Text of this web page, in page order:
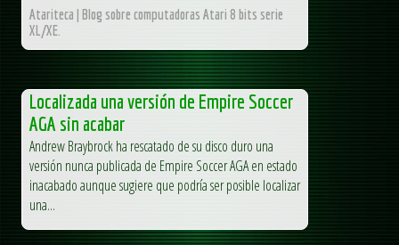
Atariteca | Blog sobre computadoras Atari 8 bits serie
XL/XE.
Localizada una versión de Empire Soccer
AGA sin acabar
Andrew Braybrock ha rescatado de su disco duro una
versión nunca publicada de Empire Soccer AGA en estado
inacabado aunque sugiere que podría ser posible localizar
una...